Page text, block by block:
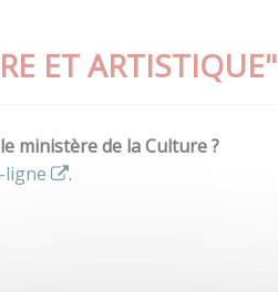
ET ARTISTIQUE"
ministère de la Culture ?
ligne .